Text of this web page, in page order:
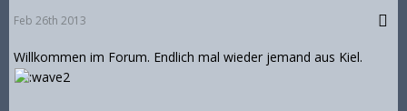
Feb 26th 2013
Willkommen im Forum. Endlich mal wieder jemand aus Kiel.